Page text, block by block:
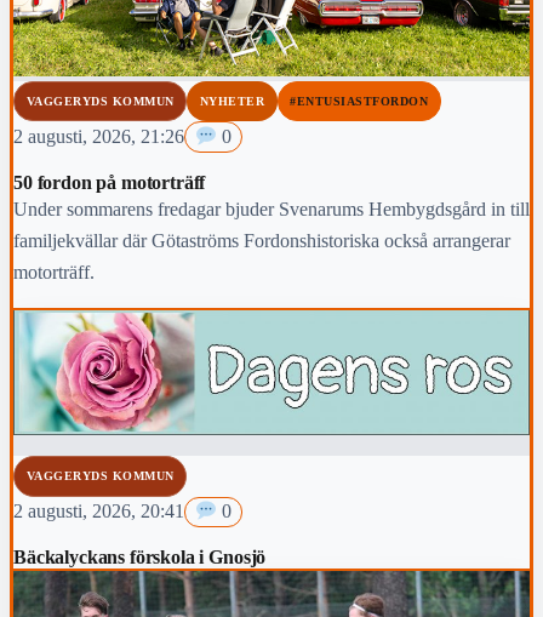
VAGGERYDS KOMMUN NYHETER #ENTUSIASTFORDON
2 augusti, 2026, 21:26 0
50 fordon på motorträff
Under sommarens fredagar bjuder Svenarums Hembygdsgård in till
familjekvällar där Götaströms Fordonshistoriska också arrangerar
motorträff.
VAGGERYDS KOMMUN
2 augusti, 2026, 20:41 0
Bäckalyckans förskola i Gnosjö